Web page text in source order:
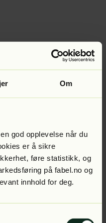
Om
god opplevelse når du
er å sikre
føre statistikk, og
på fabel.no og
innhold for deg.